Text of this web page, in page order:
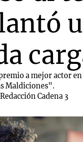
a mejor actor
Maldiciones".
Redacción Cadena 3